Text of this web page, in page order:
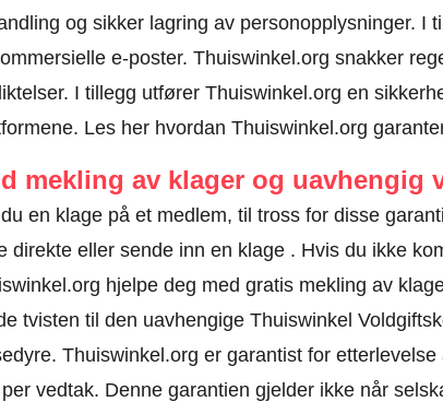
og sikker lagring av personopplysninger. I
e-poster. Thuiswinkel.org snakker
I tillegg utfører Thuiswinkel.org en
Les her hvordan Thuiswinkel.org
mekling av klager og uavhengig
en klage på et medlem, til tross for disse
direkte ellersende inn en klage. Hvis du ikke
hjelpe deg med gratis mekling av
tvisten til den uavhengige Thuiswinkel
Thuiswinkel.org er garantist for
vedtak. Denne garantien gjelder ikke når